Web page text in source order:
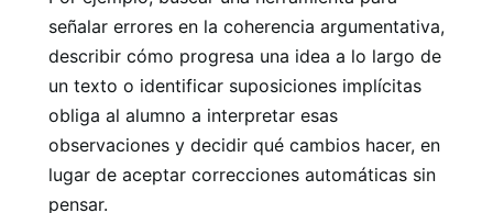
señalar errores en la coherencia argumentativa,
describir cómo progresa una idea a lo largo de
un texto o identificar suposiciones implícitas
obliga al alumno a interpretar esas
observaciones y decidir qué cambios hacer, en
lugar de aceptar correcciones automáticas sin
pensar.